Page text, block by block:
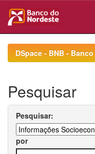
navigationDSpace - BNB -
Pesquisar
Pesquisar:
por